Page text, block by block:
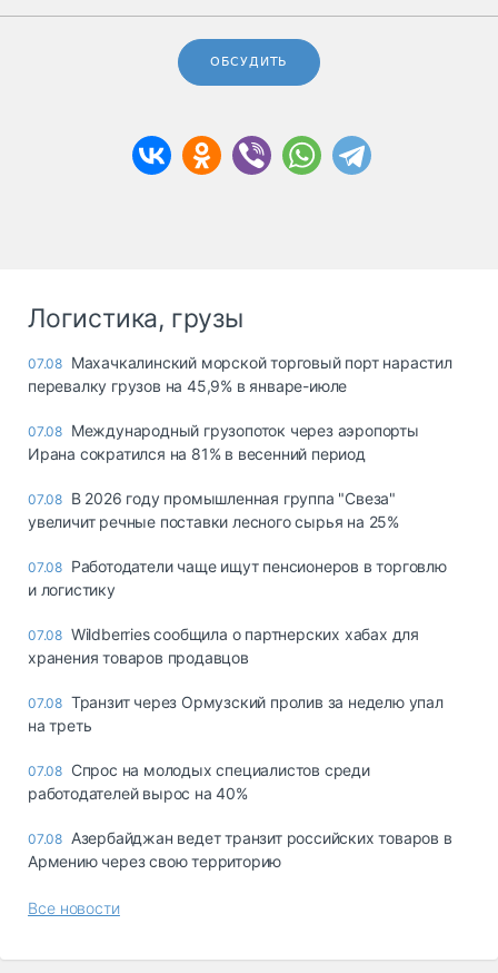
ОБСУДИТЬ
Логистика, грузы
07.08 Махачкалинский морской торговый порт нарастил
перевалку грузов на 45,9% в январе-июле
07.08 Международный грузопоток через аэропорты
Ирана сократился на 81% в весенний период
07.08 В 2026 году промышленная группа "Свеза"
увеличит речные поставки лесного сырья на 25%
07.08 Работодатели чаще ищут пенсионеров в торговлю
и логистику
07.08 Wildberries сообщила о партнерских хабах для
хранения товаров продавцов
07.08 Транзит через Ормузский пролив за неделю упал
на треть
07.08 Спрос на молодых специалистов среди
работодателей вырос на 40%
07.08 Азербайджан ведет транзит российских товаров в
Армению через свою территорию
Все новости